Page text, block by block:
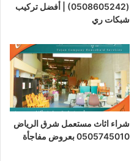
(0508605242) | أفضل تركيب
شبكات ري
شراء اثاث مستعمل شرق الرياض
0505745010 بعروض مفاجأة